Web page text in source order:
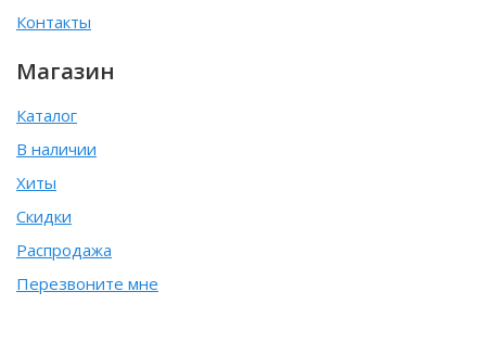
Контакты
Магазин
Каталог
В наличии
Хиты
Скидки
Распродажа
Перезвоните мне